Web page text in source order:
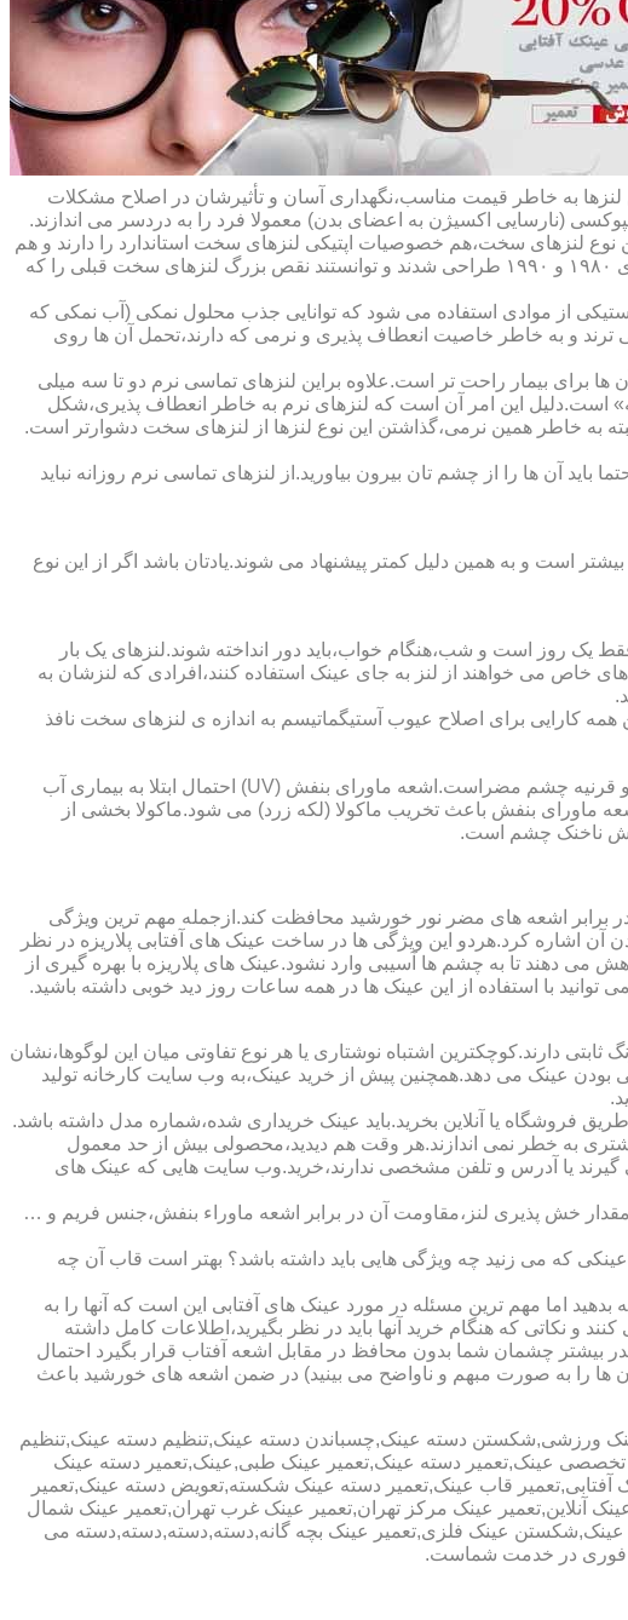
به خاطر قیمت مناسب،نگهداری آسان و تأثیرشان در اصلاح مشکلات
(نارسایی اکسیژن به اعضای بدن) معمولا فرد را به دردسر می اندازند.
نوع لنزهای سخت،هم خصوصیات اپتیکی لنزهای سخت استاندارد را دارند و هم
راحت تر هستند.در حقیقت این لنزها که از پلیمرهای نفوذپذیر به اکسیژن ساخته شده اند،در اواخر دهه ی ۱۹۷۰ و در طول دهه های ۱۹۸۰ و ۱۹۹۰ طراحی شدند و توانستند نقص بزرگ لنزهای سخت قبلی را که
از موادی استفاده می شود که توانایی جذب محلول نمکی (آب نمکی که
و به خاطر خاصیت انعطاف پذیری و نرمی که دارند،تحمل آن ها روی
برای بیمار راحت تر است.علاوه براین لنزهای تماسی نرم دو تا سه میلی
است.دلیل این امر آن است که لنزهای نرم به خاطر انعطاف پذیری،شکل
به خاطر همین نرمی،گذاشتن این نوع لنزها از لنزهای سخت دشوارتر است.
آن ها را از چشم تان بیرون بیاورید.از لنزهای تماسی نرم روزانه نباید
است و به همین دلیل کمتر پیشنهاد می شوند.یادتان باشد اگر از این نوع
یک روز است و شب،هنگام خواب،باید دور انداخته شوند.لنزهای یک بار
می خواهند از لنز به جای عینک استفاده کنند،افرادی که لنزشان به
همه کارایی برای اصلاح عیوب آستیگماتیسم به اندازه ی لنزهای سخت نافذ
چشم و خطرات اشعه ماورای بنفش نور خورشید اشعه ماورای بنفش نور خورشید به پوست آسیب می زند.همچنین برای عدسی و قرنیه چشم مضراست.اشعه ماورای بنفش (UV) احتمال ابتلا به بیماری آب
ماورای بنفش باعث تخریب ماکولا (لکه زرد) می شود.ماکولا بخشی از
ناخنک چشم است.
برابر اشعه های مضر نور خورشید محافظت کند.ازجمله مهم ترین ویژگی
برابر اشعه فرابنفش خورشید و پلاریزه بودن آن اشاره کرد.هردو این ویژگی ها در ساخت عینک های آفتابی پلاریزه در نظر
می دهند تا به چشم ها آسیبی وارد نشود.عینک های پلاریزه با بهره گیری از
با استفاده از این عینک ها در همه ساعات روز دید خوبی داشته باشید.
دارند.کوچکترین اشتباه نوشتاری یا هر نوع تفاوتی میان این لوگوها،نشان
بودن عینک می دهد.همچنین پیش از خرید عینک،به وب سایت کارخانه تولید
یا آنلاین بخرید.باید عینک خریداری شده،شماره مدل داشته باشد.
به خطر نمی اندازند.هر وقت هم دیدید،محصولی بیش از حد معمول
یا آدرس و تلفن مشخصی ندارند،خرید.وب سایت هایی که عینک های
خش پذیری لنز،مقاومت آن در برابر اشعه ماوراء بنفش،جنس فریم و …
که می زنید چه ویژگی هایی باید داشته باشد؟ بهتر است قاب آن چه
اما مهم ترین مسئله در مورد عینک های آفتابی این است که آنها را به
و نکاتی که هنگام خرید آنها باید در نظر بگیرید،اطلاعات کامل داشته
چشمان شما بدون محافظ در مقابل اشعه آفتاب قرار بگیرد احتمال
ها را به صورت مبهم و ناواضح می بینید) در ضمن اشعه های خورشید باعث
عینک ورزشی,شکستن دسته عینک,چسباندن دسته عینک,تنظیم دسته عینک,تنظیم
تخصصی عینک,تعمیر دسته عینک,تعمیر عینک طبی,عینک,تعمیر دسته عینک
قاب عینک,تعمیر دسته عینک شکسته,تعویض دسته عینک,تعمیر
آنلاین,تعمیر عینک مرکز تهران,تعمیر عینک غرب تهران,تعمیر عینک شمال
عینک فلزی,تعمیر عینک بچه گانه,دسته,دسته,دسته,دسته می
فوری در خدمت شماست.